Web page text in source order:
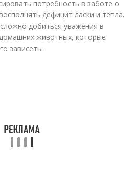
потребность в заботе о
дефицит ласки и тепла.
добиться уважения в
животных, которые
зависеть.